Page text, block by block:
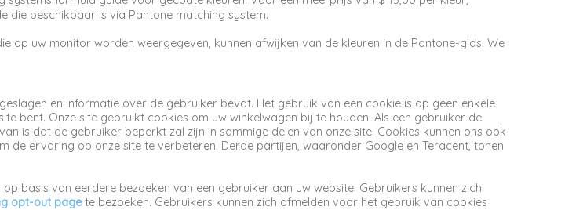
die beschikbaar is via Pantone matching system.
op uw monitor worden weergegeven, kunnen afwijken van de kleuren in de Pantone-gids. We
en informatie over de gebruiker bevat. Het gebruik van een cookie is op geen enkele
bent. Onze site gebruikt cookies om uw winkelwagen bij te houden. Als een gebruiker de
is dat de gebruiker beperkt zal zijn in sommige delen van onze site. Cookies kunnen ons ook
de ervaring op onze site te verbeteren. Derde partijen, waaronder Google en Teracent, tonen
basis van eerdere bezoeken van een gebruiker aan uw website. Gebruikers kunnen zich
opt-out page te bezoeken. Gebruikers kunnen zich afmelden voor het gebruik van cookies